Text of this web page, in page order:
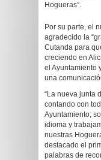
Hogueras”.
Por su parte, el
agradecido la
Cutanda para
creciendo en
el Ayuntamiento
una
“La nueva junta
contando con
Ayuntamiento;
idioma y
nuestras
destacado el
palabras de